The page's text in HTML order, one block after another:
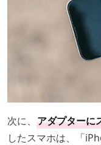
次に、 アダプターに
したスマホは、「